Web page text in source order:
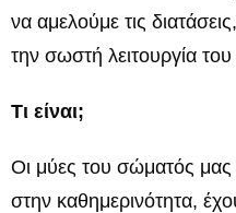
να αμελούμε τις
την σωστή λειτουργία
Τι είναι;
Οι μύες του σώματός μας
στην καθημερινότητα,